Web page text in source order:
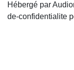
Hébergé par
de-confidentialite